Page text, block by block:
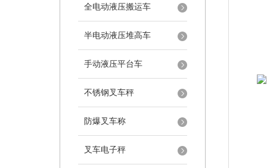
全电动液压搬运车
半电动液压堆高车
手动液压平台车
不锈钢叉车秤
防爆叉车称
叉车电子秤